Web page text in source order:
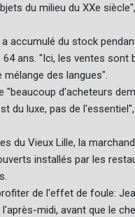
du milieu du XXe
accumulé du stock
ans. "Ici, les ventes sont
des langues".
"beaucoup d'acheteurs
du luxe, pas de
du Vieux Lille, la
installés par les
de l'effet de foule:
midi, avant que le